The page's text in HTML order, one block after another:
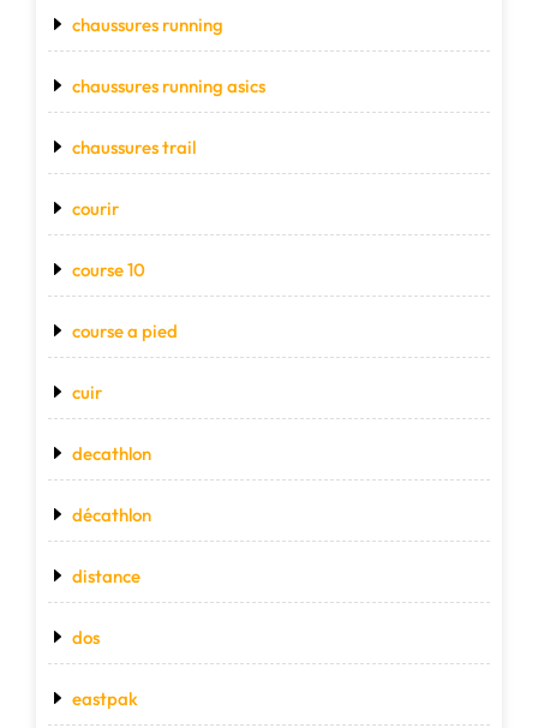
chaussures running
chaussures running asics
chaussures trail
courir
course 10
course a pied
cuir
decathlon
décathlon
distance
dos
eastpak